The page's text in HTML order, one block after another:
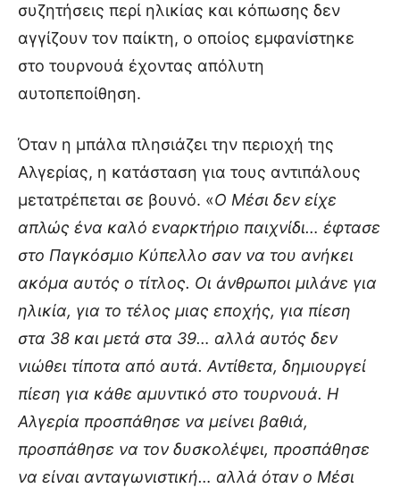
συζητήσεις περί ηλικίας και κόπωσης δεν
αγγίζουν τον παίκτη, ο οποίος εμφανίστηκε
στο τουρνουά έχοντας απόλυτη
αυτοπεποίθηση.
Όταν η μπάλα πλησιάζει την περιοχή της
Αλγερίας, η κατάσταση για τους αντιπάλους
μετατρέπεται σε βουνό. «Ο Μέσι δεν είχε
απλώς ένα καλό εναρκτήριο παιχνίδι… έφτασε
στο Παγκόσμιο Κύπελλο σαν να του ανήκει
ακόμα αυτός ο τίτλος. Οι άνθρωποι μιλάνε για
ηλικία, για το τέλος μιας εποχής, για πίεση
στα 38 και μετά στα 39… αλλά αυτός δεν
νιώθει τίποτα από αυτά. Αντίθετα, δημιουργεί
πίεση για κάθε αμυντικό στο τουρνουά. Η
Αλγερία προσπάθησε να μείνει βαθιά,
προσπάθησε να τον δυσκολέψει, προσπάθησε
να είναι ανταγωνιστική… αλλά όταν ο Μέσι